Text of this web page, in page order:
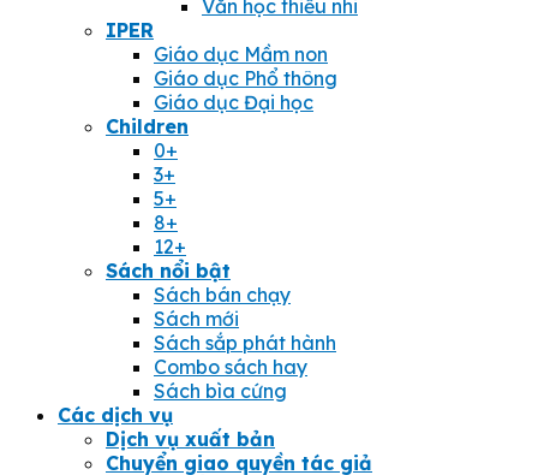
Văn học thiếu nhi
IPER
Giáo dục Mầm non
Giáo dục Phổ thông
Giáo dục Đại học
Children
0+
3+
5+
8+
12+
Sách nổi bật
Sách bán chạy
Sách mới
Sách sắp phát hành
Combo sách hay
Sách bìa cứng
Các dịch vụ
Dịch vụ xuất bản
Chuyển giao quyền tác giả